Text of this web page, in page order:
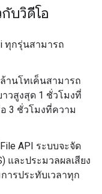
บวิดีโอ
ทุกรุ่นสามารถ
านโทเค็นสามารถ
วสูงสุด 1 ชั่วโมงที่
3 ชั่วโมงที่ความ
API ระบบจะจัด
และประมวลผลเสียง
ารประทับเวลาทุก